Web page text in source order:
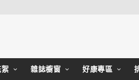
雜誌櫥窗 好康專區